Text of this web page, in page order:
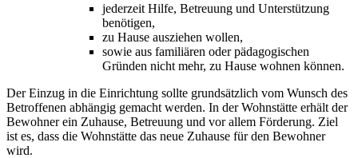
jederzeit Hilfe, Betreuung und Unterstützung
benötigen,
zu Hause ausziehen wollen,
sowie aus familiären oder pädagogischen
Gründen nicht mehr, zu Hause wohnen können.
Der Einzug in die Einrichtung sollte grundsätzlich vom Wunsch des
Betroffenen abhängig gemacht werden. In der Wohnstätte erhält der
Bewohner ein Zuhause, Betreuung und vor allem Förderung. Ziel
ist es, dass die Wohnstätte das neue Zuhause für den Bewohner
wird.